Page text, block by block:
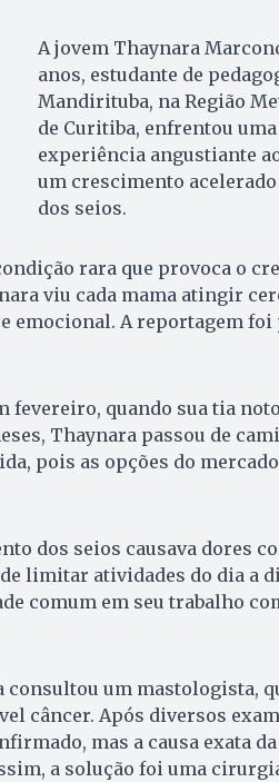
A jovem Thaynara
anos, estudante de
Mandirituba, na Região
de Curitiba, enfrentou uma
experiência angustiante
um crescimento
dos seios.
rara que provoca o
viu cada mama atingir
emocional. A reportagem foi
fevereiro, quando sua tia
Thaynara passou de
pois as opções do
dos seios causava dores
limitar atividades do dia a
comum em seu trabalho
consultou um mastologista,
câncer. Após diversos
mas a causa exata
a solução foi uma